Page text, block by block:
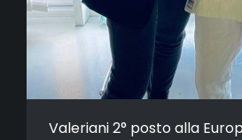
Valeriani 2° posto alla